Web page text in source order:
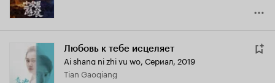
Любовь к тебе исцеляет
Ai shang ni zhi yu wo, Сериал, 2019
Tian Gaoqiang